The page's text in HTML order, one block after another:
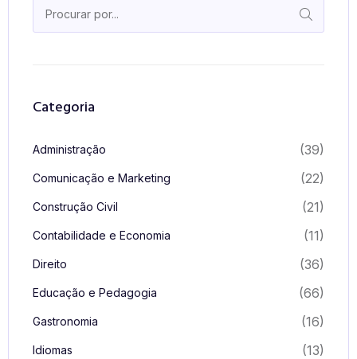
Categoria
Administração (39)
Comunicação e Marketing (22)
Construção Civil (21)
Contabilidade e Economia (11)
Direito (36)
Educação e Pedagogia (66)
Gastronomia (16)
Idiomas (13)